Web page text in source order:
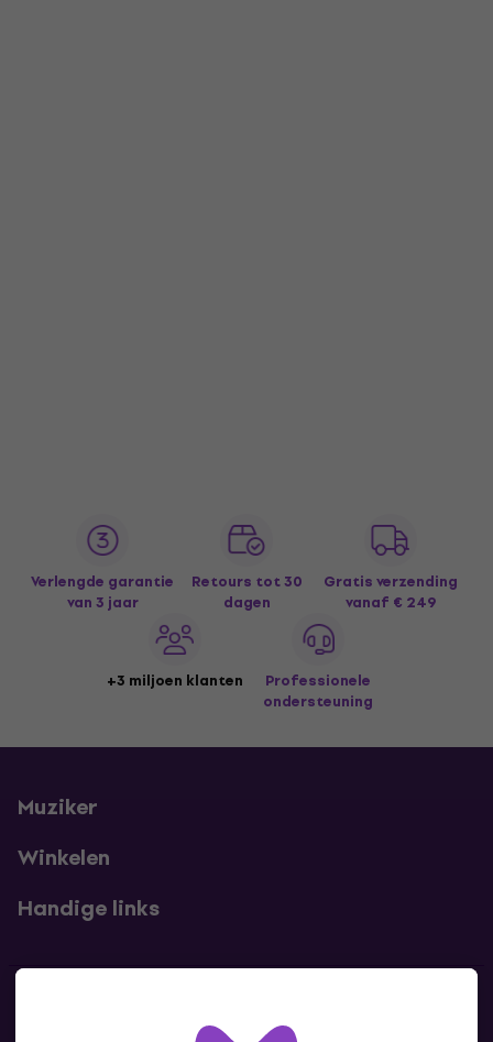
Verlengde garantie
van 3 jaar
Retours tot 30
dagen
Gratis verzending
vanaf € 249
+3 miljoen klanten
Professionele
ondersteuning
Muziker
Winkelen
Handige links